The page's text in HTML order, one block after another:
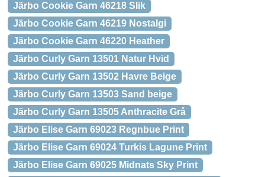
Järbo Cookie Garn 46218 Slik
Järbo Cookie Garn 46219 Nostalgi
Järbo Cookie Garn 46220 Heather
Järbo Curly Garn 13501 Natur Hvid
Järbo Curly Garn 13502 Havre Beige
Järbo Curly Garn 13503 Sand beige
Järbo Curly Garn 13505 Anthracite Grå
Järbo Elise Garn 69023 Regnbue Print
Järbo Elise Garn 69024 Turkis Lagune Print
Järbo Elise Garn 69025 Midnats Sky Print